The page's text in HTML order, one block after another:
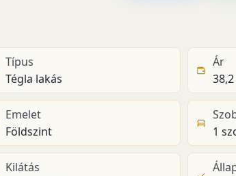
Típus
Tégla lakás
Ár
Emelet
Földszint
1
Kilátás